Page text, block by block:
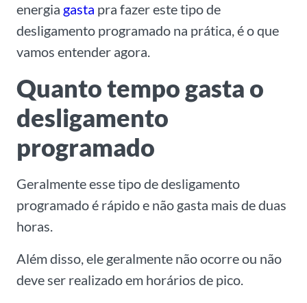
energia gasta pra fazer este tipo de
desligamento programado na prática, é o que
vamos entender agora.
Quanto tempo gasta o
desligamento
programado
Geralmente esse tipo de desligamento
programado é rápido e não gasta mais de duas
horas.
Além disso, ele geralmente não ocorre ou não
deve ser realizado em horários de pico.